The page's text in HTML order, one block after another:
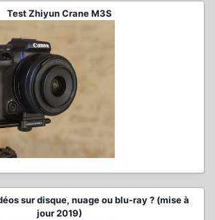
Test Zhiyun Crane M3S
sur disque, nuage ou blu-ray ? (mise à
jour 2019)